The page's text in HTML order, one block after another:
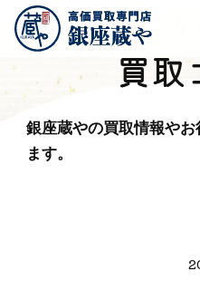
買取
銀座蔵やの買取情報や
ます。